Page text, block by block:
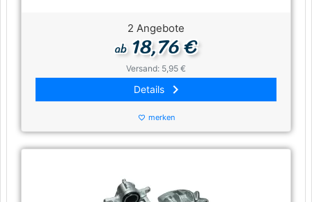
2 Angebote
ab18,76 €
Versand: 5,95 €
Details keyboard_arrow_right
favorite_border merken